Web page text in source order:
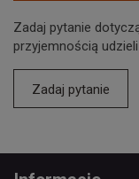
Zadaj pytanie
przyjemnością
Zadaj pytanie